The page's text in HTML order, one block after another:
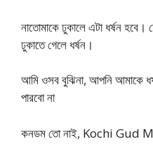
নাতোমাকে ঢুকালে এটা ধর্ষন
ঢুকাতে গেলে ধর্ষন।
আমি ওসব বুঝিনা, আপনি আমাকে
পারবো না
কনডম তো নাই, Kochi Gud